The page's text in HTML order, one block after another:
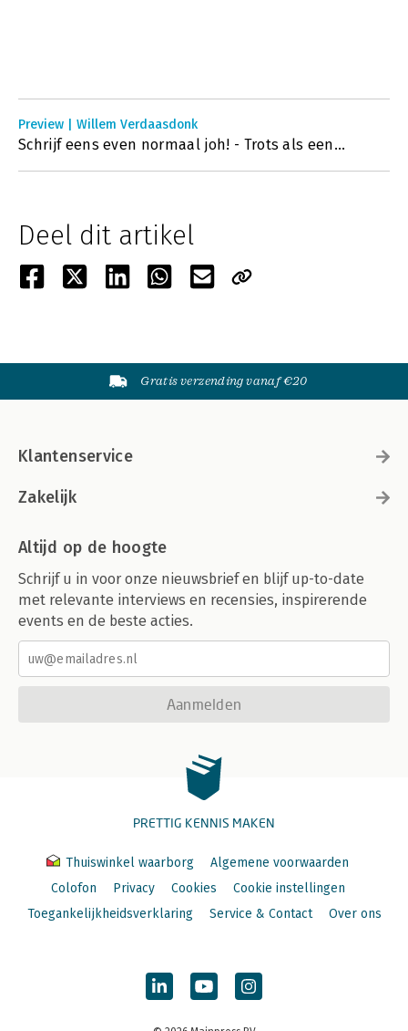
Preview | Willem Verdaasdonk
Schrijf eens even normaal joh! - Trots als een...
Deel dit artikel
Gratis verzending vanaf €20
Klantenservice
Zakelijk
Altijd op de hoogte
Schrijf u in voor onze nieuwsbrief en blijf up-to-date
met relevante interviews en recensies, inspirerende
events en de beste acties.
Aanmelden
PRETTIG KENNIS MAKEN
Thuiswinkel waarborg
Algemene voorwaarden
Colofon
Privacy Cookies
Cookie instellingen
Toegankelijkheidsverklaring
Service & Contact Over ons